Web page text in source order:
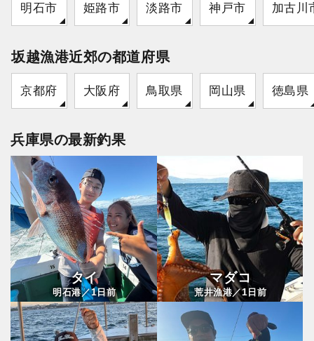
明石市 姫路市 淡路市 神戸市 加古川
坂越漁港近郊の都道府県
京都府 大阪府 鳥取県 岡山県 徳島県
兵庫県の最新釣果
タイ
明石港／1日前
マダコ
荒井漁港／1 日前